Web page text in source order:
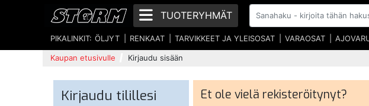
TUOTERYHMÄT
PIKALINKIT: ÖLJYT RENKAAT TARVIKKEET JA YLEISOSAT VARAOSAT
Kaupan etusivulle Kirjaudu sisään
Kirjaudu tilillesi
Et ole vielä rekisteröitynyt?